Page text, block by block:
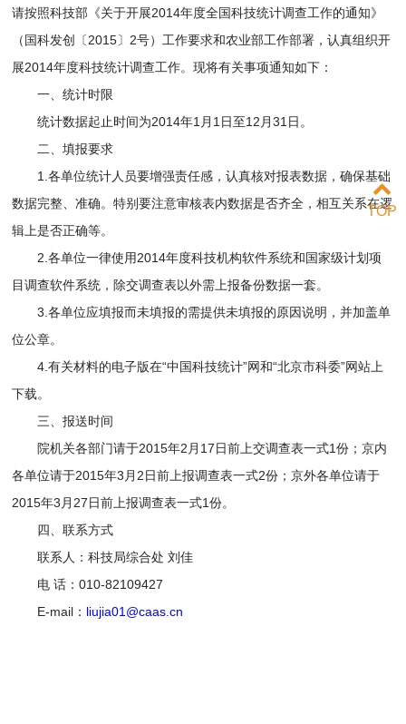
请按照科技部《关于开展2014年度全国科技统计调查工作的通知》
（国科发创〔2015〕2号）工作要求和农业部工作部署，认真组织开
展2014年度科技统计调查工作。现将有关事项通知如下：
一、统计时限
统计数据起止时间为2014年1月1日至12月31日。
二、填报要求
1.各单位统计人员要增强责任感，认真核对报表数据，确保基础
数据完整、准确。特别要注意审核表内数据是否齐全，相互关系在逻
辑上是否正确等。
2.各单位一律使用2014年度科技机构软件系统和国家级计划项
目调查软件系统，除交调查表以外需上报备份数据一套。
3.各单位应填报而未填报的需提供未填报的原因说明，并加盖单
位公章。
4.有关材料的电子版在“中国科技统计”网和“北京市科委”网站上
下载。
三、报送时间
院机关各部门请于2015年2月17日前上交调查表一式1份；京内
各单位请于2015年3月2日前上报调查表一式2份；京外各单位请于
2015年3月27日前上报调查表一式1份。
四、联系方式
联系人：科技局综合处 刘佳
电 话：010-82109427
E-mail： liujia01@caas.cn
TOP